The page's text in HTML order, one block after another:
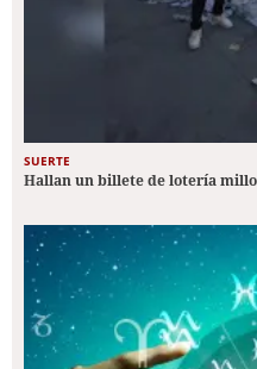
SUERTE
Hallan un billete de lotería